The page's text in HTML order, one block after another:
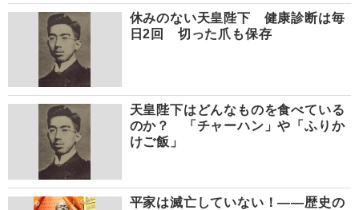
休みのない天皇陛下 健康診断は毎
日2回 切った爪も保存
天皇陛下はどんなものを食べている
のか？ 「チャーハン」や「ふりか
けご飯」
平家は滅亡していない！――歴史の